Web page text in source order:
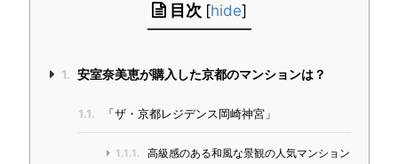
目次 [hide]
1. 安室奈美恵が購入した京都のマンションは？
1.1. 「ザ・京都レジデンス岡崎神宮」
1.1.1. 高級感のある和風な景観の人気マンション